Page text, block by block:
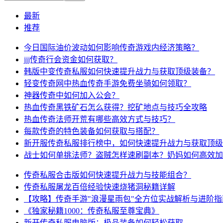
最新
推荐
今日国际油价波动如何影响传奇游戏内经济策略？
jjj传奇行会资金如何获取？
韩版中变传奇私服如何快速提升战力与获取顶级装备？
轻变传奇网中热血传奇手游免费坐骑如何领取？
神器传奇中如何加入公会？
热血传奇黑铁矿石怎么获得？挖矿地点与技巧全攻略
热血传奇法师开荒有哪些高效方式与技巧？
每款传奇的特色装备如何获取与搭配？
新开服传奇私服排行榜中，如何快速提升战力与获取顶级
战士如何单挑法师？盗贼怎样速刷副本？奶妈如何高效加
传奇私服合击版如何快速提升战力与技能组合？
传奇私服屠龙百倍经验快速烧猪洞秘籍详解
【攻略】传奇手游"浪漫星雨包"全方位实战解析与进阶
《独家秘籍1000：传奇私服至尊宝典》